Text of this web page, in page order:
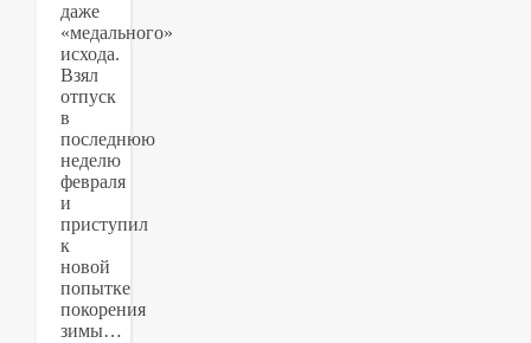
даже
«медального»
исхода.
Взял
отпуск
в
последнюю
неделю
февраля
и
приступил
к
новой
попытке
покорения
зимы…